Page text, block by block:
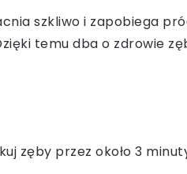
szkliwo i zapobiega
temu dba o zdrowie
zęby przez około 3